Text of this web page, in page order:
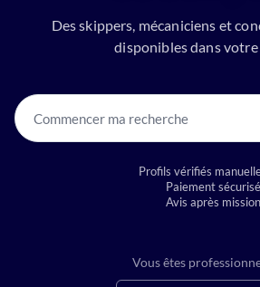
Des skippers, mécaniciens et
disponibles dans
Commencer ma recherche
Profils vérifiés
Paiement sécurisé
Avis après mission
Vous êtes